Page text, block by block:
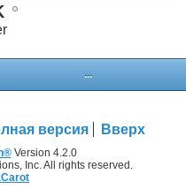
...
версия Вверх
Version 4.2.0
Inc. All rights reserved.